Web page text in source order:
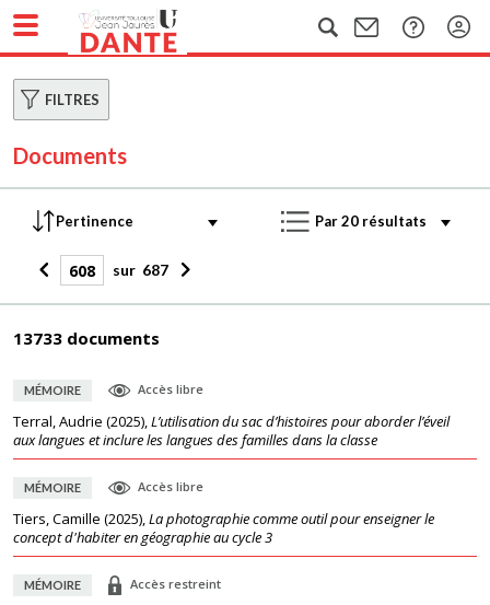
FILTRES
Documents
sur 687
13733 documents
MÉMOIRE Accès libre
Terral, Audrie (2025),L’utilisation du sac d’histoires pour aborder l’éveil
aux langues et inclure les langues des familles dans la classe
MÉMOIRE Accès libre
Tiers, Camille (2025),La photographie comme outil pour enseigner le
concept d'habiter en géographie au cycle 3
MÉMOIRE Accès restreint